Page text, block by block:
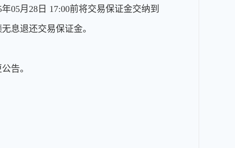
05月28日 17:00前将交易保证金交纳到
息退还交易保证金。
告。